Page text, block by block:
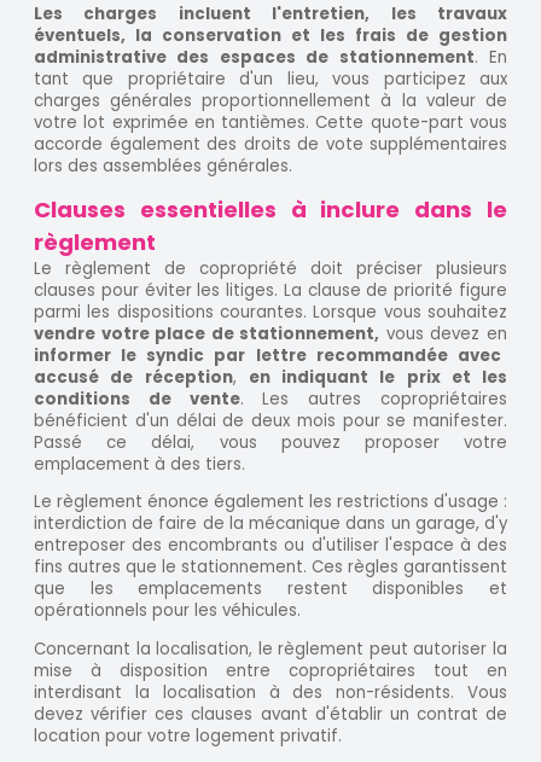
Les charges incluent l'entretien, les travaux
éventuels, la conservation et les frais de gestion
administrative des espaces de stationnement. En
tant que propriétaire d'un lieu, vous participez aux
charges générales proportionnellement à la valeur de
votre lot exprimée en tantièmes. Cette quote-part vous
accorde également des droits de vote supplémentaires
lors des assemblées générales.
Clauses essentielles à inclure dans le
règlement
Le règlement de copropriété doit préciser plusieurs
clauses pour éviter les litiges. La clause de priorité figure
parmi les dispositions courantes. Lorsque vous souhaitez
vendre votre place de stationnement, vous devez en
informer le syndic par lettre recommandée avec
accusé de réception, en indiquant le prix et les
conditions de vente. Les autres copropriétaires
bénéficient d'un délai de deux mois pour se manifester.
Passé ce délai, vous pouvez proposer votre
emplacement à des tiers.
Le règlement énonce également les restrictions d'usage :
interdiction de faire de la mécanique dans un garage, d'y
entreposer des encombrants ou d'utiliser l'espace à des
fins autres que le stationnement. Ces règles garantissent
que les emplacements restent disponibles et
opérationnels pour les véhicules.
Concernant la localisation, le règlement peut autoriser la
mise à disposition entre copropriétaires tout en
interdisant la localisation à des non-résidents. Vous
devez vérifier ces clauses avant d'établir un contrat de
location pour votre logement privatif.